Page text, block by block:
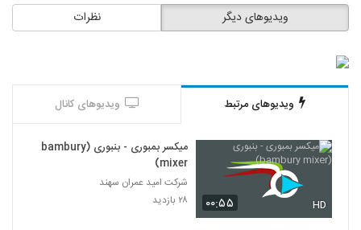
نظرات ویدیوهای دیگر
ویدیوهای مرتبط ویدیوهای کانال
۰۰:۵۵ HD
میکسر بمبوری - بنبوری (bambury
mixer)
شرکت امید عمران سهند
۲۸ بازدید